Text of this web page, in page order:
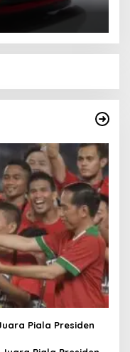
Piala Presiden